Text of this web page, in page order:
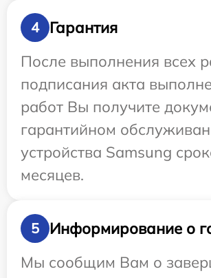
4
Гарантия
После выполнения всех
подписания акта
работ Вы получите
гарантийном
устройства Samsung
месяцев.
5
Информирование о
Мы сообщим Вам о